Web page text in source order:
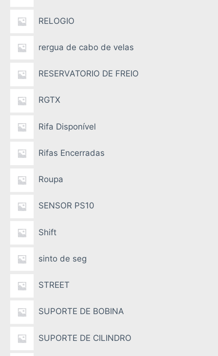
RELOGIO
rergua de cabo de velas
RESERVATORIO DE FREIO
RGTX
Rifa Disponível
Rifas Encerradas
Roupa
SENSOR PS10
Shift
sinto de seg
STREET
SUPORTE DE BOBINA
SUPORTE DE CILINDRO